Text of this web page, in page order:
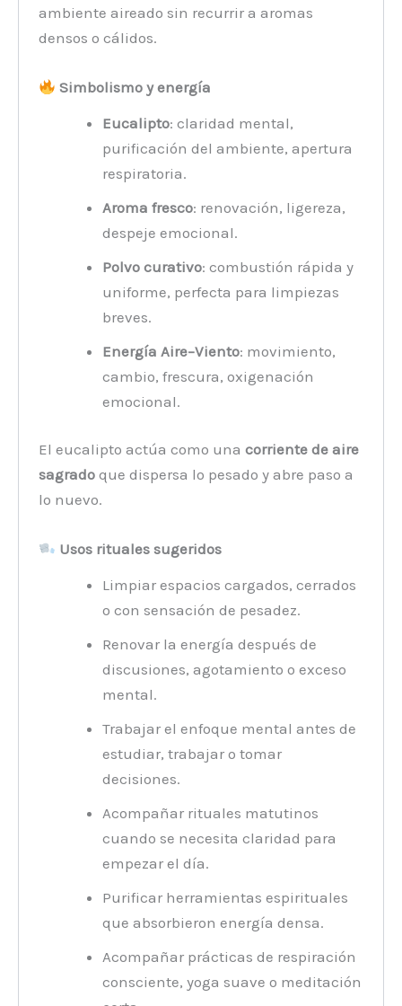
ambiente aireado sin recurrir a aromas
densos o cálidos.
Simbolismo y energía
Eucalipto: claridad mental,
purificación del ambiente, apertura
respiratoria.
Aroma fresco: renovación, ligereza,
despeje emocional.
Polvo curativo: combustión rápida y
uniforme, perfecta para limpiezas
breves.
Energía Aire–Viento: movimiento,
cambio, frescura, oxigenación
emocional.
El eucalipto actúa como unacorriente de aire
sagrado que dispersa lo pesado y abre paso a
lo nuevo.
Usos rituales sugeridos
Limpiar espacios cargados, cerrados
o con sensación de pesadez.
Renovar la energía después de
discusiones, agotamiento o exceso
mental.
Trabajar el enfoque mental antes de
estudiar, trabajar o tomar
decisiones.
Acompañar rituales matutinos
cuando se necesita claridad para
empezar el día.
Purificar herramientas espirituales
que absorbieron energía densa.
Acompañar prácticas de respiración
consciente, yoga suave o meditación